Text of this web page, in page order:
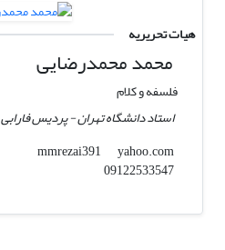
هیات تحریریه
محمد محمدرضایی
فلسفه و کلام
استاد دانشگاه تهران - پردیس فارابی
mmrezai391
yahoo.com
09122533547